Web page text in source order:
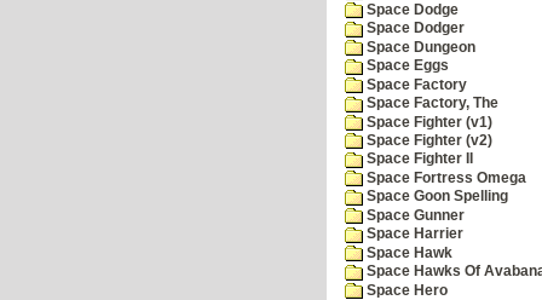
Space Dodge
Space Dodger
Space Dungeon
Space Eggs
Space Factory
Space Factory, The
Space Fighter (v1)
Space Fighter (v2)
Space Fighter II
Space Fortress Omega
Space Goon Spelling
Space Gunner
Space Harrier
Space Hawk
Space Hawks Of
Space Hero